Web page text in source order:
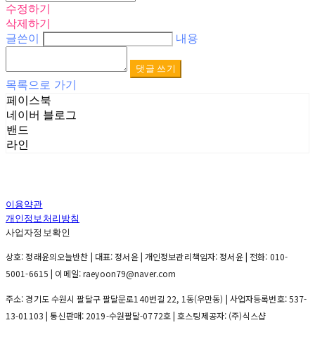
수정하기
삭제하기
글쓴이
내용
댓글 쓰기
목록으로 가기
페이스북
네이버 블로그
밴드
라인
이용약관
개인정보처리방침
사업자정보확인
상호: 정래윤의오늘반찬 | 대표: 정서윤 | 개인정보관리책임자: 정서윤 | 전화: 010-
5001-6615 | 이메일: raeyoon79@naver.com
주소: 경기도 수원시 팔달구 팔달문로140번길 22, 1동(우만동) | 사업자등록번호:537-
13-01103 | 통신판매: 2019-수원팔달-0772호| 호스팅제공자: (주)식스샵